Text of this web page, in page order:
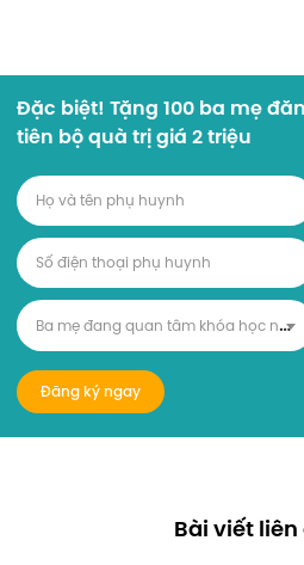
Đặc biệt! Tặng 100 ba mẹ
tiên bộ quà trị giá 2 triệu
B
a mẹ đang quan tâm khóa học nào?
Đăng ký ngay
Bài viết